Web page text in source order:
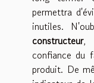
permettra
inutiles.
constructeur,
confiance du
produit. De